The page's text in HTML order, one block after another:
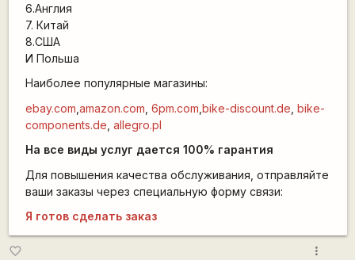
6.Англия
7. Китай
8.США
И Польша
Наиболее популярные магазины:
ebay.com amazon.com 6pm.com bike-discount.de bike-
components.de allegro.pl
На все виды услуг дается 100% гарантия
Для повышения качества обслуживания, отправляйте
ваши заказы через специальную форму связи:
Я готов сделать заказ
favorite_border more_vert